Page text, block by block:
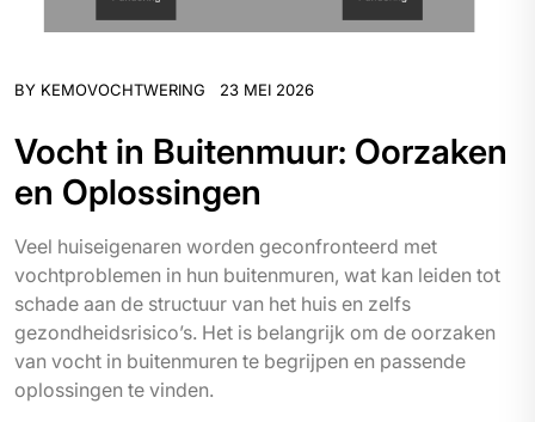
BY KEMOVOCHTWERING 23 MEI 2026
Vocht in Buitenmuur: Oorzaken
en Oplossingen
Veel huiseigenaren worden geconfronteerd met
vochtproblemen in hun buitenmuren, wat kan leiden tot
schade aan de structuur van het huis en zelfs
gezondheidsrisico’s. Het is belangrijk om de oorzaken
van vocht in buitenmuren te begrijpen en passende
oplossingen te vinden.